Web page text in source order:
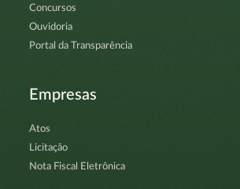
Concursos
Ouvidoria
Portal da Transparência
Empresas
Atos
Licitação
Nota Fiscal Eletrônica